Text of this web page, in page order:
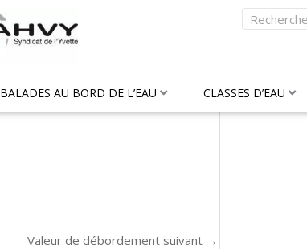
Rechercher
BALADES AU BORD DE L’EAU CLASSES D’EAU
Valeur de débordement suivant →